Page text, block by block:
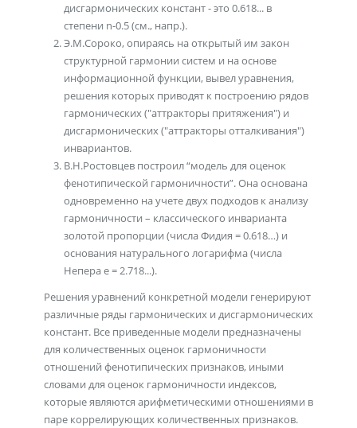
дисгармонических констант - это 0.618... в
степени n-0.5 (см., напр.).
Э.М.Сороко, опираясь на открытый им закон
структурной гармонии систем и на основе
информационной функции, вывел уравнения,
решения которых приводят к построению рядов
гармонических ("аттракторы притяжения") и
дисгармонических ("аттракторы отталкивания")
инвариантов.
В.Н.Ростовцев построил “модель для оценок
фенотипической гармоничности”. Она основана
одновременно на учете двух подходов к анализу
гармоничности – классического инварианта
золотой пропорции (числа Фидия = 0.618…) и
основания натурального логарифма (числа
Непера е = 2.718...).
Решения уравнений конкретной модели генерируют
различные ряды гармонических и дисгармонических
констант. Все приведенные модели предназначены
для количественных оценок гармоничности
отношений фенотипических признаков, иными
словами для оценок гармоничности индексов,
которые являются арифметическими отношениями в
паре коррелирующих количественных признаков.